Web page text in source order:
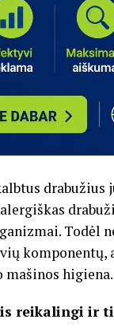
drabužius
Todėl
higiena.
reikalingi ir